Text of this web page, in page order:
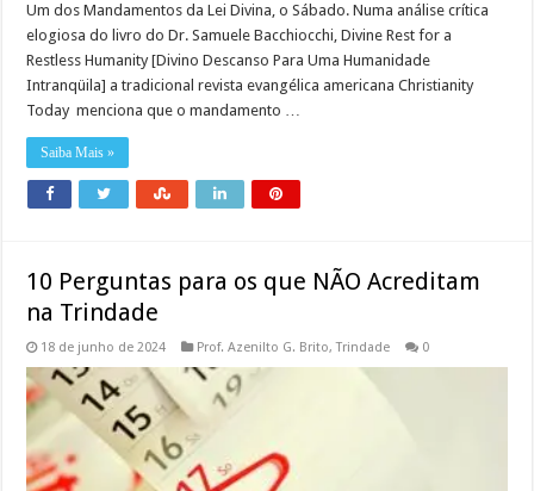
Um dos Mandamentos da Lei Divina, o Sábado. Numa análise crítica
elogiosa do livro do Dr. Samuele Bacchiocchi, Divine Rest for a
Restless Humanity [Divino Descanso Para Uma Humanidade
Intranqüila] a tradicional revista evangélica americana Christianity
Today menciona que o mandamento …
Saiba Mais »
10 Perguntas para os que NÃO Acreditam
na Trindade
18 de junho de 2024 Prof. Azenilto G. Brito,Trindade 0